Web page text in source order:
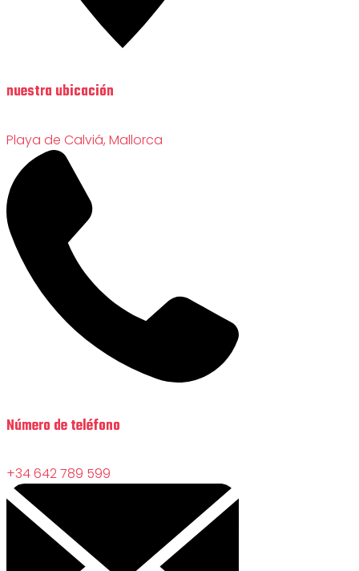
nuestra ubicación
Playa de Calviá, Mallorca
Número de teléfono
+34 642 789 599